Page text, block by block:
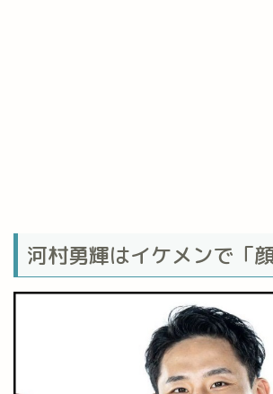
河村勇輝はイケメンで「